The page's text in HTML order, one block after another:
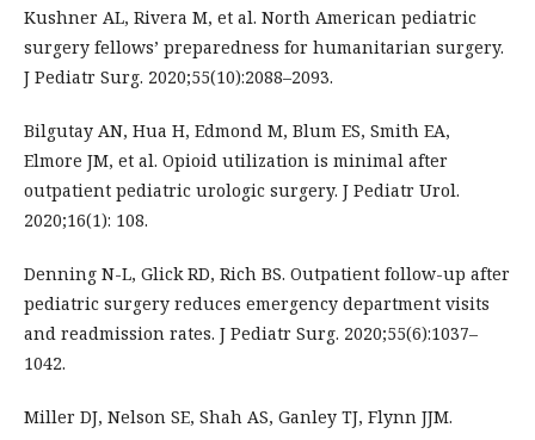
Kushner AL, Rivera M, et al. North American pediatric
surgery fellows’ preparedness for humanitarian surgery.
J Pediatr Surg. 2020;55(10):2088–2093.
Bilgutay AN, Hua H, Edmond M, Blum ES, Smith EA,
Elmore JM, et al. Opioid utilization is minimal after
outpatient pediatric urologic surgery. J Pediatr Urol.
2020;16(1): 108.
Denning N-L, Glick RD, Rich BS. Outpatient follow-up after
pediatric surgery reduces emergency department visits
and readmission rates. J Pediatr Surg. 2020;55(6):1037–
1042.
Miller DJ, Nelson SE, Shah AS, Ganley TJ, Flynn JJM.